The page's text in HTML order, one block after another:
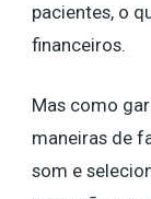
pacientes, o
financeiros.
Mas como
maneiras de
som e